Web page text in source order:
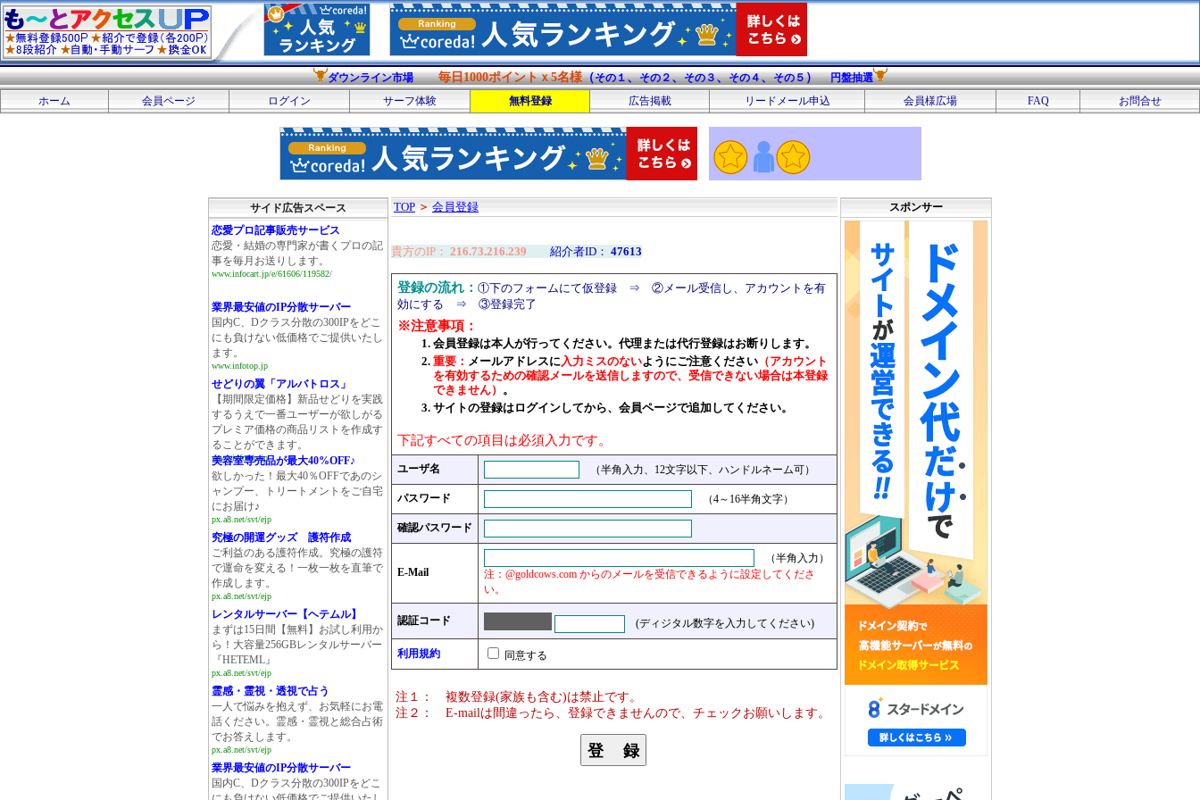
ダウンライン市場 毎日1000ポイントｘ5名様（その１、その２、その３、その４、その５）円盤抽選
ホーム
会員ページ ログイン サーフ体験 無料登録 広告掲載 リードメール申込 会員様広場 FAQ お問合せ
サイド広告スペース
恋愛プロ記事販売サービス
恋愛・結婚の専門家が書くプロの記
事を毎月お送りします。
www.infocart.jp/e/61606/119582/
業界最安値のIP分散サーバー
国内C、Dクラス分散の300IPをどこ
にも負けない低価格でご提供いたし
ます。
www.infotop.jp
せどりの翼「アルバトロス」
【期間限定価格】新品せどりを実践
するうえで一番ユーザーが欲しがる
プレミア価格の商品リストを作成す
ることができます。
www.infotop.jp
美容室専売品が最大40%OFF♪
欲しかった！最大40％OFFであのシ
ャンプー、トリートメントをご自宅
にお届け♪
px.a8.net/svt/ejp
究極の開運グッズ 護符作成
ご利益のある護符作成。究極の護符
で運命を変える！一枚一枚を直筆で
作成します。
px.a8.net/svt/ejp
レンタルサーバー【ヘテムル】
まずは15日間【無料】お試し利用か
ら！大容量256GBレンタルサーバー
『HETEML』
px.a8.net/svt/ejp
霊感・霊視・透視で占う
一人で悩みを抱えず、お気軽にお電
話ください。霊感・霊視と総合占術
でお答えします。
px.a8.net/svt/ejp
業界最安値のIP分散サーバー
国内C、Dクラス分散の300IPをどこ
TOP ＞ 会員登録
貴方のIP： 216.73.216.239 紹介者ID： 47613
登録の流れ： ①下のフォームにて仮登録 ⇒ ②メール受信し、アカウントを有
効にする ⇒ ③登録完了
※注意事項：
会員登録は本人が行ってください。代理または代行登録はお断りします。
重要： メールアドレスに入力ミスのないようにご注意ください （アカウント
を有効するための確認メールを送信しますので、受信できない場合は本登録
できません） 。
サイトの登録はログインしてから、会員ページで追加してください。
下記すべての項目は必須入力です。
ユーザ名 （半角入力、12文字以下、ハンドルネーム可）
パスワード （4～16半角文字）
確認パスワード
E-Mail
（半角入力）
注：@goldcows.com からのメールを受信できるように設定してくださ
い。
認証コード (ディジタル数字を入力してください)
利用規約 同意する
注１： 複数登録(家族も含む)は禁止です。
注２： E-mailは間違ったら、登録できませんので、チェックお願いします。
スポンサー